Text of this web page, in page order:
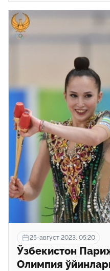
25-август 2023, 05:20
Ўзбекистон
Олимпия